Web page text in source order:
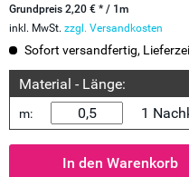
Grundpreis 2,20 € * / 1m
inkl. MwSt. zzgl. Versandkosten
Sofort versandfertig,
Material - Länge:
m: 1
In den Warenkorb